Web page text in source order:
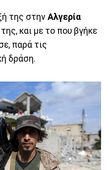
της στην Αλγερία
και με το που βγήκε
παρά τις
δράση.